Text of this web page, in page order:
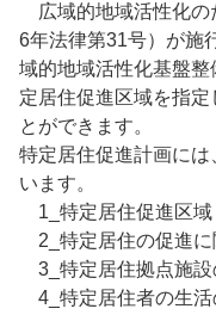
広域的地域活性化の
6年法律第31号）が施
域的地域活性化基盤
定居住促進区域を指
とができます。
特定居住促進計画に
います。
1_特定居住促進区域
2_特定居住の促進に
3_特定居住拠点施設
4_特定居住者の生活